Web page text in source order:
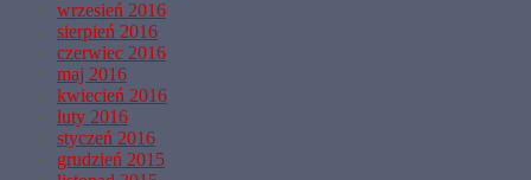
wrzesień 2016
sierpień 2016
czerwiec 2016
maj 2016
kwiecień 2016
luty 2016
styczeń 2016
grudzień 2015